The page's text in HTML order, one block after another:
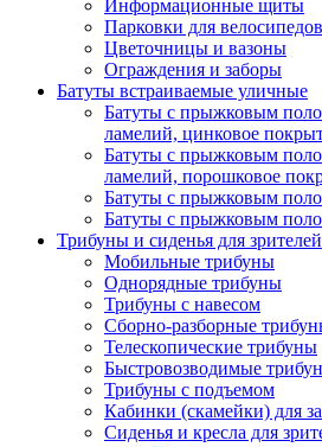
Информационные щиты
Парковки для
Цветочницы и вазоны
Ограждения и заборы
Батуты встраиваемые уличные
Батуты с прыжковым
ламелий, цинковое
Батуты с прыжковым
ламелий, порошковое
Батуты с прыжковым
Батуты с прыжковым
Трибуны и сиденья для зрителей
Мобильные трибуны
Однорядные трибуны
Трибуны с навесом
Сборно-разборные
Телескопические трибуны
Быстровозводимые
Трибуны с подъемом
Кабинки (скамейки) для
Сиденья и кресла для